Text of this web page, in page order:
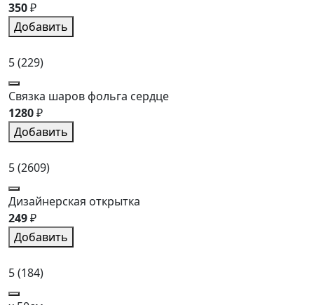
350₽
Добавить
5(229)
Связка шаров фольга сердце
1280₽
Добавить
5(2609)
Дизайнерская открытка
249₽
Добавить
5(184)